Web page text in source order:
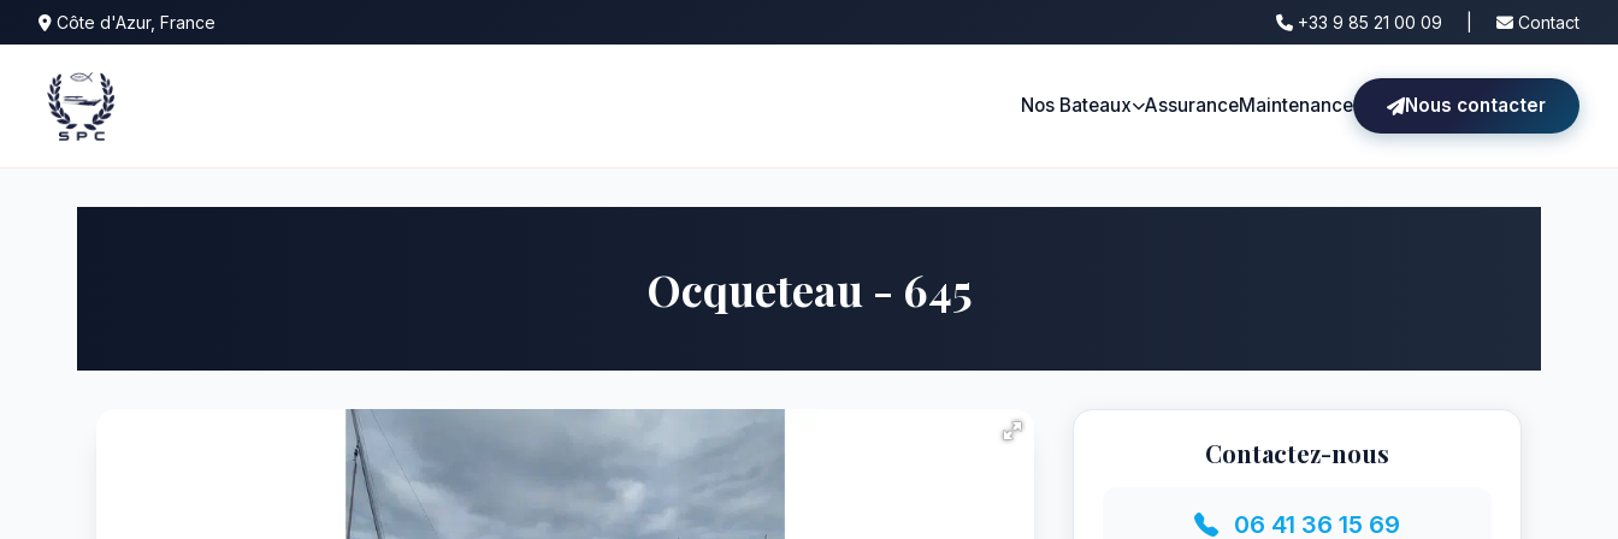
Côte d'Azur, France +33 9 85 21 00 09 Contact
Nos Bateaux AssuranceMaintenance Nous contacter
Ocqueteau - 645
Contactez-nous
06 41 36 15 69